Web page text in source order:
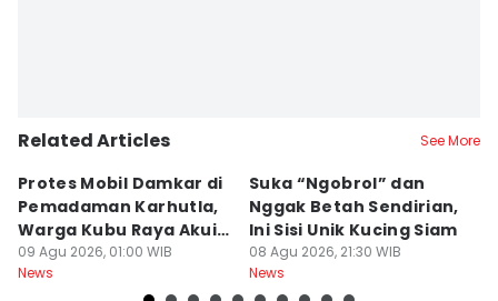
Related Articles See More
Protes Mobil Damkar di
Pemadaman Karhutla,
Warga Kubu Raya Akui
Khilaf
09 Agu 2026, 01:00 WIB
News
Suka “Ngobrol” dan
Nggak Betah Sendirian,
Ini Sisi Unik Kucing Siam
08 Agu 2026, 21:30 WIB
News